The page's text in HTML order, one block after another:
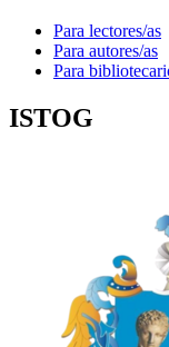
Para lectores/as
Para autores/as
Para
ISTOG